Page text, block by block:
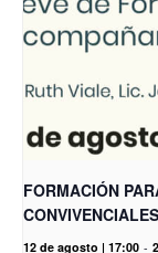
FORMACIÓN
12 de agosto | 17:00 -